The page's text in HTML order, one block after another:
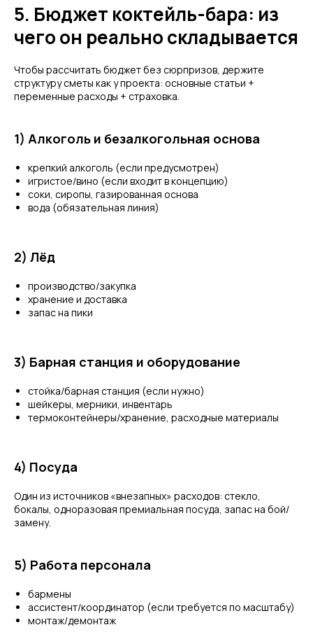
5. Бюджет коктейль-бара: из
чего он реально складывается
Чтобы рассчитать бюджет без сюрпризов, держите
структуру сметы как у проекта: основные статьи +
переменные расходы + страховка.
1) Алкоголь и безалкогольная основа
крепкий алкоголь (если предусмотрен)
игристое/вино (если входит в концепцию)
соки, сиропы, газированная основа
вода (обязательная линия)
2) Лёд
производство/закупка
хранение и доставка
запас на пики
3) Барная станция и оборудование
стойка/барная станция (если нужно)
шейкеры, мерники, инвентарь
термоконтейнеры/хранение, расходные материалы
4) Посуда
Один из источников «внезапных» расходов: стекло,
бокалы, одноразовая премиальная посуда, запас на бой/
замену.
5) Работа персонала
бармены
ассистент/координатор (если требуется по масштабу)
монтаж/демонтаж